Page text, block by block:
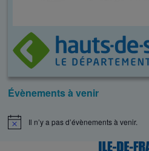
Évènements à venir
N
Il n’y a pas d’évènements à venir.